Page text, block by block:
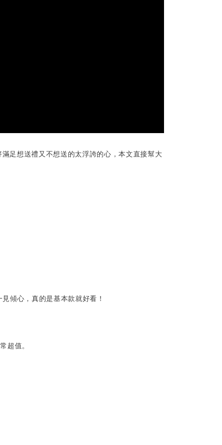
滿足想送禮又不想送的太浮誇的心，本文直接幫大
傾心，真的是基本款就好看！
超值。